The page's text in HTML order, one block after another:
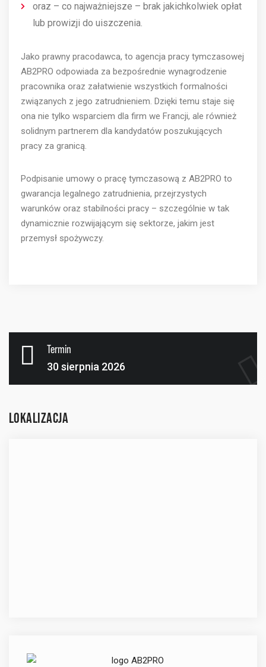
oraz – co najważniejsze – brak jakichkolwiek opłat
lub prowizji do uiszczenia.
Jako prawny pracodawca, to agencja pracy tymczasowej
AB2PRO odpowiada za bezpośrednie wynagrodzenie
pracownika oraz załatwienie wszystkich formalności
związanych z jego zatrudnieniem. Dzięki temu staje się
ona nie tylko wsparciem dla firm we Francji, ale również
solidnym partnerem dla kandydatów poszukujących
pracy za granicą.
Podpisanie umowy o pracę tymczasową z AB2PRO to
gwarancja legalnego zatrudnienia, przejrzystych
warunków oraz stabilności pracy – szczególnie w tak
dynamicznie rozwijającym się sektorze, jakim jest
przemysł spożywczy.
Termin
30 sierpnia 2026
LOKALIZACJA